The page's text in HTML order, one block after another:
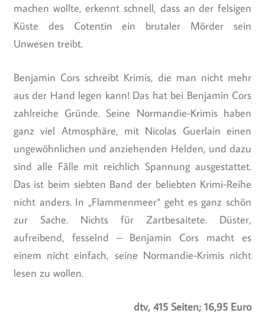
machen wollte, erkennt schnell, dass an der felsigen
Küste des Cotentin ein brutaler Mörder sein
Unwesen treibt.
Benjamin Cors schreibt Krimis, die man nicht mehr
aus der Hand legen kann! Das hat bei Benjamin Cors
zahlreiche Gründe. Seine Normandie-Krimis haben
ganz viel Atmosphäre, mit Nicolas Guerlain einen
ungewöhnlichen und anziehenden Helden, und dazu
sind alle Fälle mit reichlich Spannung ausgestattet.
Das ist beim siebten Band der beliebten Krimi-Reihe
nicht anders. In „Flammenmeer“ geht es ganz schön
zur Sache. Nichts für Zartbesaitete. Düster,
aufreibend, fesselnd – Benjamin Cors macht es
einem nicht einfach, seine Normandie-Krimis nicht
lesen zu wollen.
dtv, 415 Seiten; 16,95 Euro